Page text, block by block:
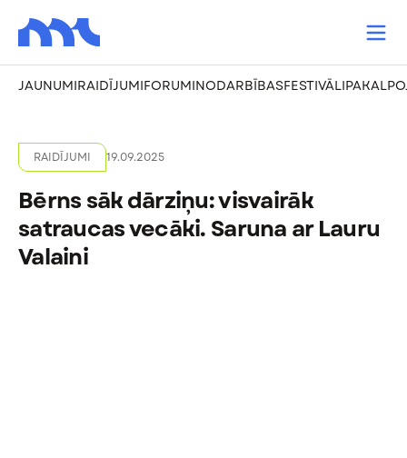
JAUNUMIRAIDĪJUMIFORUMINODARBĪBASFESTIVĀLI
RAIDĪJUMI 19.09.2025
Bērns sāk dārziņu: visvairāk
satraucas vecāki. Saruna ar Lauru
Valaini